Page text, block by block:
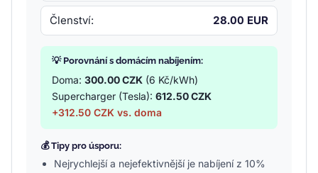
Členství: 28.00 EUR
💡 Porovnání s domácím nabíjením:
Doma: 300.00 CZK (6 Kč/kWh)
Supercharger (Tesla): 612.50 CZK
+312.50 CZK vs. doma
💰 Tipy pro úsporu:
Nejrychlejší a nejefektivnější je nabíjení z 10%